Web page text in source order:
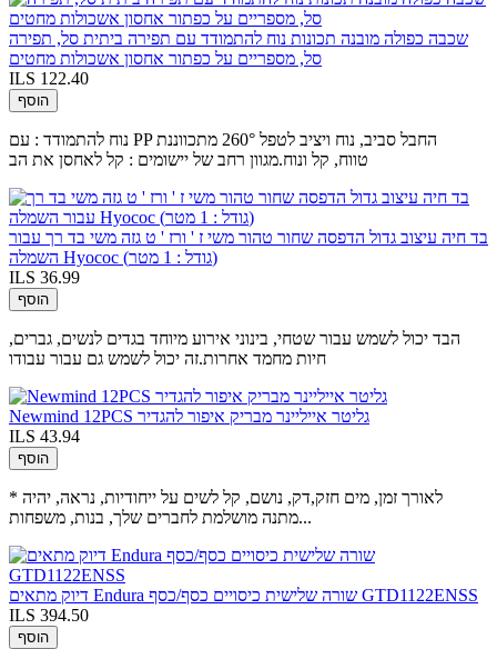
שכבה כפולה מובנה תכונות נוח להתמודד עם תפירה ביתית סל, תפירה
סל, מספריים על כפתור אחסון אשכולות מחטים
ILS 122.40
הוסף
נוח להתמודד : עם PP החבל סביב, נוח ויציב לטפל 260° מתכווננת
טווח, קל ונוח.מגוון רחב של יישומים : קל לאחסן את הב
בד חיה עיצוב גדול הדפסה שחור טהור משי ז ' ורז ' ט גזה משי בד רך עבור
השמלה Hyococ (גודל : 1 מטר)
ILS 36.99
הוסף
הבד יכול לשמש עבור שטחי, בינוני אירוע מיוחד בגדים לנשים, גברים,
חיות מחמד אחרות.זה יכול לשמש גם עבור עבודו
Newmind 12PCS גליטר אייליינר מבריק איפור להגדיר
ILS 43.94
הוסף
* לאורך זמן, מים חזק,דק, נושם, קל לשים על ייחודיות, נראה, יהיה
מתנה מושלמת לחברים שלך, בנות, משפחות...
דיוק מתאים Endura שורה שלישית כיסויים כסף/כסף GTD1122ENSS
ILS 394.50
הוסף